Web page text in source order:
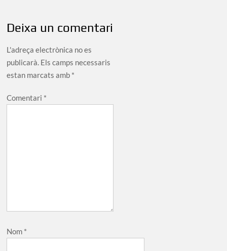
Deixa un comentari
L'adreça electrònica no es
publicarà. Els camps necessaris
estan marcats amb *
Comentari *
Nom *